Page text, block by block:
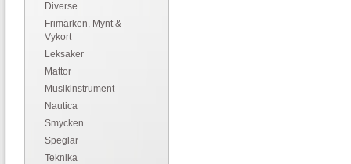
Diverse
Frimärken, Mynt &
Vykort
Leksaker
Mattor
Musikinstrument
Nautica
Smycken
Speglar
Teknika